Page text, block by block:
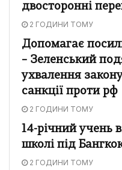
двосторонні
2 ГОДИНИ ТОМУ
Допомагає
– Зеленський
ухвалення
санкції проти рф
2 ГОДИНИ ТОМУ
14-річний учень
школі під
2 ГОДИНИ ТОМУ